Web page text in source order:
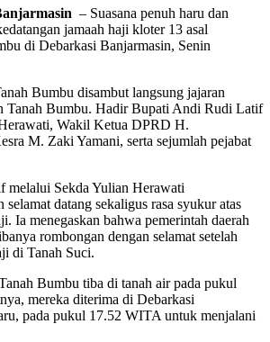
– Suasana penuh haru dan
jamaah haji kloter 13 asal
di Debarkasi Banjarmasin, Senin
Bumbu disambut langsung jajaran
Tanah Bumbu. Hadir Bupati Andi Rudi Latif
Wakil Ketua DPRD H.
M. Zaki Yamani, serta sejumlah pejabat
Sekda Yulian Herawati
selamat datang sekaligus rasa syukur atas
Ia menegaskan bahwa pemerintah daerah
rombongan dengan selamat setelah
di Tanah Suci.
Bumbu tiba di tanah air pada pukul
mereka diterima di Debarkasi
pada pukul 17.52 WITA untuk menjalani